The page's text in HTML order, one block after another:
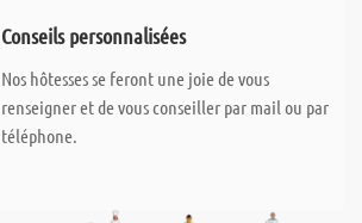
Conseils personnalisées
Nos hôtesses se feront une joie de vous
renseigner et de vous conseiller par mail ou par
téléphone.